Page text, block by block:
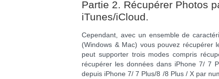
Partie 2. Récupérer Photos
iTunes/iCloud.
Cependant, avec un ensemble de
(Windows & Mac) vous pouvez récupérer
peut supporter trois modes compris
récupérer les données dans iPhone 7/ 7
depuis iPhone 7/ 7 Plus/8 /8 Plus / X par